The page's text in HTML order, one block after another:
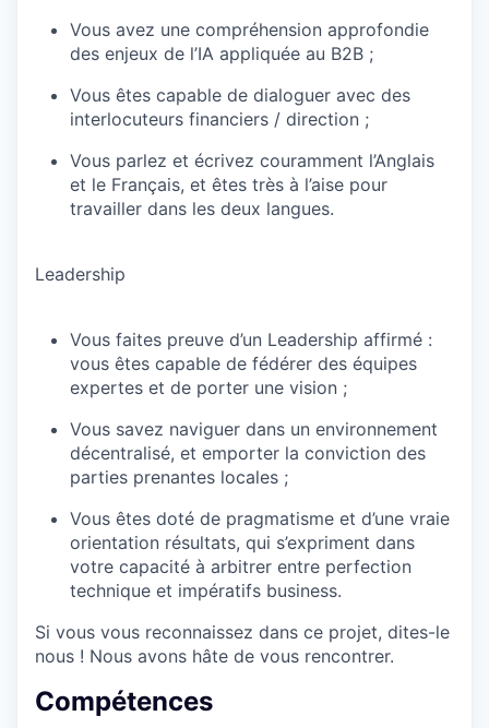
Vous avez une compréhension approfondie
des enjeux de l’IA appliquée au B2B ;
Vous êtes capable de dialoguer avec des
interlocuteurs financiers / direction ;
Vous parlez et écrivez couramment l’Anglais
et le Français, et êtes très à l’aise pour
travailler dans les deux langues.
Leadership
Vous faites preuve d’un Leadership affirmé :
vous êtes capable de fédérer des équipes
expertes et de porter une vision ;
Vous savez naviguer dans un environnement
décentralisé, et emporter la conviction des
parties prenantes locales ;
Vous êtes doté de pragmatisme et d’une vraie
orientation résultats, qui s’expriment dans
votre capacité à arbitrer entre perfection
technique et impératifs business.
Si vous vous reconnaissez dans ce projet, dites-le
nous ! Nous avons hâte de vous rencontrer.
Compétences